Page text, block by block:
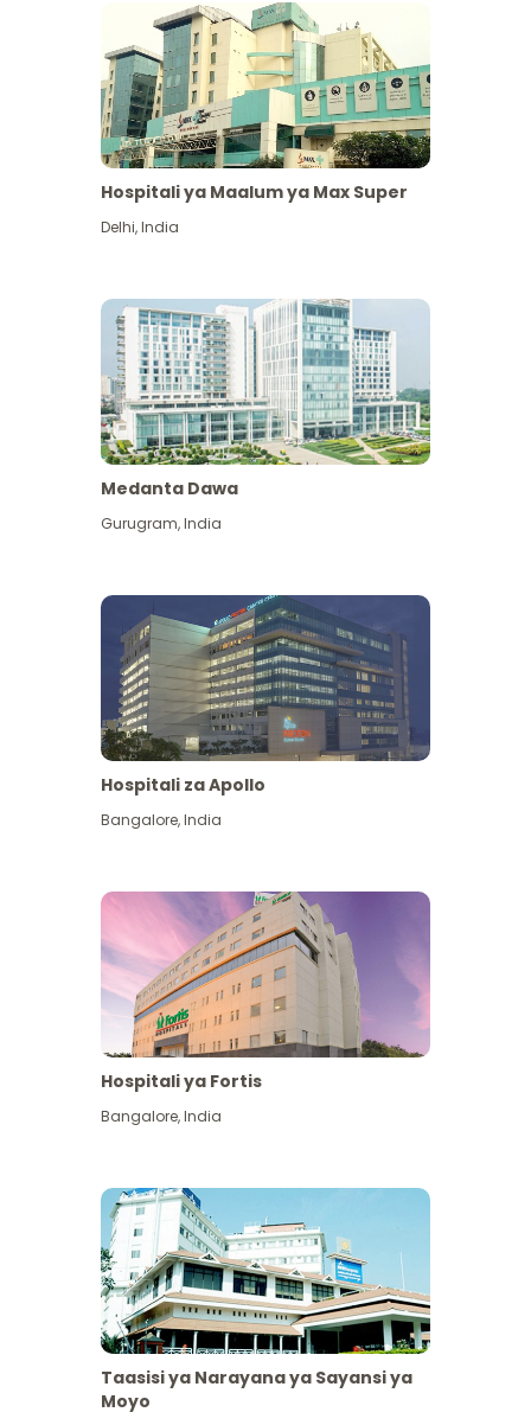
Hospitali ya Maalum ya Max Super
Delhi,India
Medanta Dawa
Gurugram,India
Hospitali za Apollo
Bangalore,India
Hospitali ya Fortis
Bangalore,India
Taasisi ya Narayana ya Sayansi ya
Moyo